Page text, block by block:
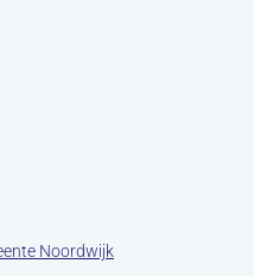
tabblad)
Noordwijk(opent in nieuw